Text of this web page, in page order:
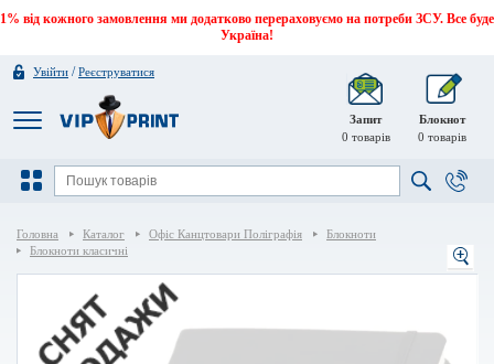
1% від кожного замовлення ми додатково перераховуємо на потреби ЗСУ. Все буде
Україна!
Увійти /Реєструватися
Запит
0 товарів
Блокнот
0 товарів
Головна Каталог Офіс Канцтовари Поліграфія
Блокноти
Блокноти класичні